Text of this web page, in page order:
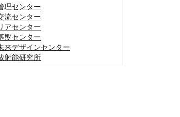
理センター
流センター
アセンター
盤センター
来デザインセンター
射能研究所